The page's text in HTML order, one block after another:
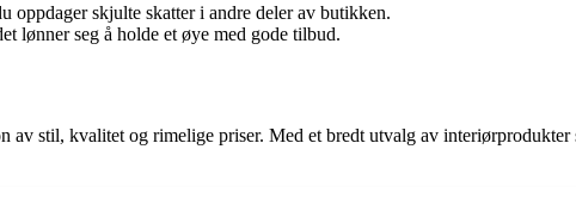
oppdager skjulte skatter i andre deler av butikken.
lønner seg å holde et øye med gode tilbud.
av stil, kvalitet og rimelige priser. Med et bredt utvalg av